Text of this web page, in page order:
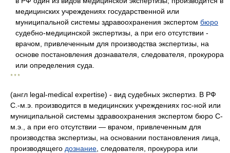
медицинских учреждениях государственной или
муниципальной системы здравоохранения экспертом бюро
судебно-медицинской экспертизы, а при его отсутствии -
врачом, привлеченным для производства экспертизы, на
основе постановления дознавателя, следователя, прокурора
или определения суда.
* * *
(англ legal-medical expertise) - вид судебных экспертиз. В РФ
С.-м.э. производится в медицинских учреждениях гос-ной или
муниципальной системы здравоохранения экспертом бюро С-
м.э., а при его отсутствии — врачом, привлеченным для
производства экспертизы, на основании постановления лица,
производящего дознание , следователя, прокурора или